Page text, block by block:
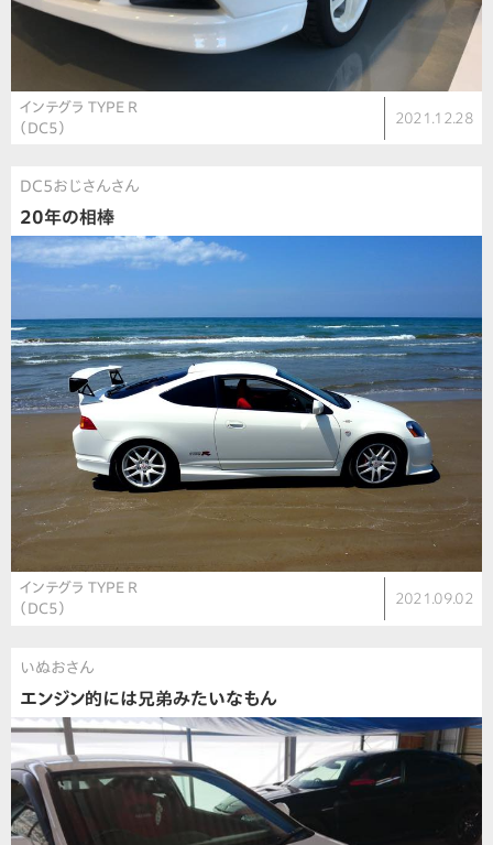
インテグラ TYPE R
（DC5）
2021.12.28
DC5おじさんさん
20年の相棒
インテグラ TYPE R
（DC5）
2021.09.02
いぬおさん
エンジン的には兄弟みたいなもん